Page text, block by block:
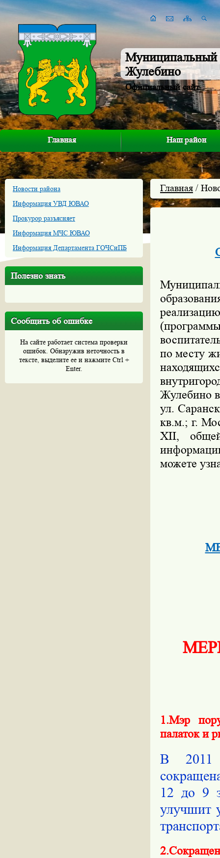
Муниципальный
Жулебино
Официальный сайт
Главная Наш район
Новости района
Информация УВД ЮВАО
Прокурор разъясняет
Информация МЧС ЮВАО
Информация Департамента ГОЧСиПБ
Полезно знать
Сообщить об ошибке
На сайте работает система проверки
ошибок. Обнаружив неточность в
тексте, выделите ее и нажмите Ctrl +
Enter.
Главная /
по месту
Жулебино
ул.
кв.м.; г.
XII,
можете
1.Мэр
палаток и
В 2011
12 до 9
улучшит